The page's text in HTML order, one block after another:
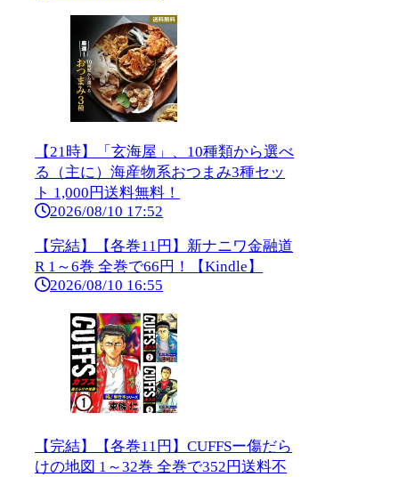
【21時】「玄海屋」、10種類から選べ
る（主に）海産物系おつまみ3種セッ
ト 1,000円送料無料！
2026/08/10 17:52
【完結】【各巻11円】新ナニワ金融道
R 1～6巻 全巻で66円！【Kindle】
2026/08/10 16:55
【完結】【各巻11円】CUFFSー傷だら
けの地図 1～32巻 全巻で352円送料不